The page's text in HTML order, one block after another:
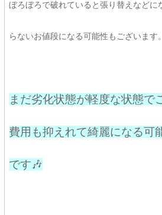
ぼろぼろで破れていると張り替えなどに
らないお値段になる可能性もございます。
まだ劣化状態が軽度な状態で
費用も抑えれて綺麗になる可
です🎶